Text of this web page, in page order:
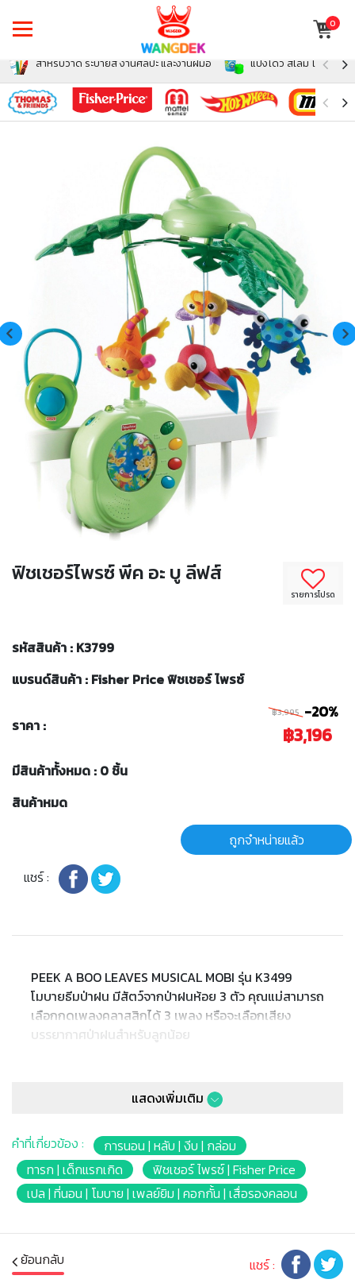
0
สำหรับวาด ระบายสี งานศิลปะ และงานฝีมือ แป้งโดว์ สไลม์ โฟม สำห
รายการโปรด
ฟิชเชอร์ไพรซ์ พีค อะ บู ลีฟส์
รหัสสินค้า : K3799
แบรนด์สินค้า : Fisher Price ฟิชเชอร์ ไพรซ์
ราคา :
฿3,995 -20%
฿3,196
มีสินค้าทั้งหมด : 0 ชิ้น
สินค้าหมด
ถูกจำหน่ายแล้ว
แชร์ :
PEEK A BOO LEAVES MUSICAL MOBI รุ่น K3499
โมบายธีมป่าฝน มีสัตว์จากป่าฝนห้อย 3 ตัว คุณแม่สามารถ
เลือกกดเพลงคลาสสิกได้ 3 เพลง หรือจะเลือกเสียง
บรรยากาศป่าฝนสำหรับลูกน้อย
* เมื่อลูกน้อยโตขึ้น สามารถปรับจากโมบายเป็นกล่องดนตรีที่
* ไม่สว่างเกินในความมืด
* มาพร้อมรีโมทในการสั่งงาน
* มีเพลงคลาสสิคทั้งหมด 3 เพลง
* Barcode : 0027084406993
หมายเหตุ:
สินค้าอาจมีการเปลี่ยนแปลงลวดลาย สีสันบนผลิตภัณฑ์ หรือ
แสดงเพิ่มเติม
คำที่เกี่ยวข้อง :
การนอน | หลับ | งีบ | กล่อม
ทารก | เด็กแรกเกิด
ฟิชเชอร์ ไพรซ์ | Fisher Price
เปล | ที่นอน | โมบาย | เพลย์ยิม | คอกกั้น | เสื่อรองคลอน
ย้อนกลับ แชร์ :